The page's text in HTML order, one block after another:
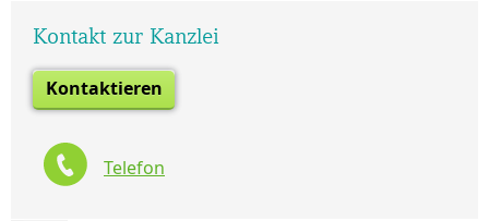
Kontakt zur Kanzlei
Kontaktieren
Telefon